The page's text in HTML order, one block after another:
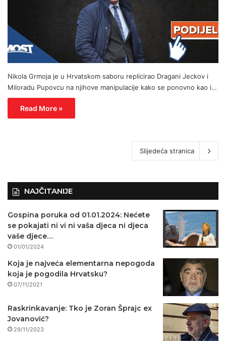
Nikola Grmoja je u Hrvatskom saboru replicirao Dragani Jeckov i
Miloradu Pupovcu na njihove manipulacije kako se ponovno kao i…
Read More »
Slijedeća stranica
NAJČITANIJE
Gospina poruka od 01.01.2024: Nećete
se pokajati ni vi ni vaša djeca ni djeca
vaše djece…
01/01/2024
Koja je najveća elementarna nepogoda
koja je pogodila Hrvatsku?
07/11/2021
Raskrinkavanje: Tko je Zoran Šprajc ex
Jovanović?
29/11/2023